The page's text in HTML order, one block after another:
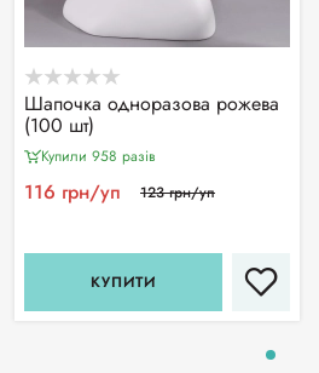
Шапочка одноразова рожева
(100 шт)
Купили 958 разiв
116 грн/уп 123 грн/уп
КУПИТИ